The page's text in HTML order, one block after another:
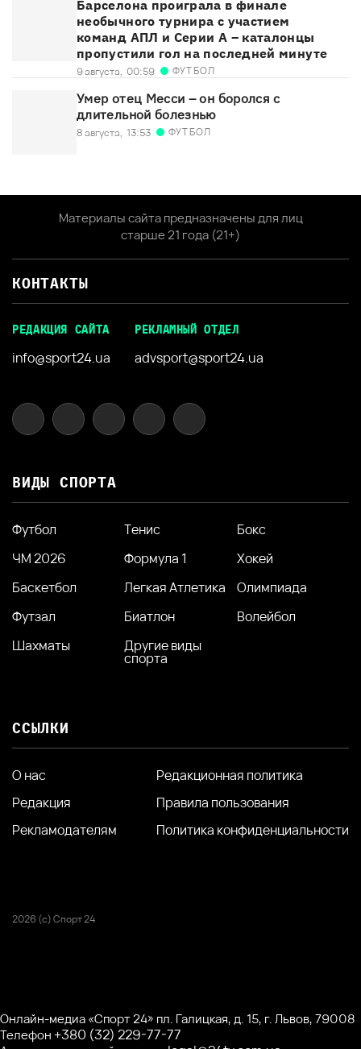
Барселона проиграла в финале
необычного турнира с участием
команд АПЛ и Серии А – каталонцы
пропустили гол на последней минуте
9 августа, 00:59 ФУТБОЛ
Умер отец Месси – он боролся с
длительной болезнью
8 августа, 13:53 ФУТБОЛ
Материалы сайта предназначены для лиц
старше 21 года (21+)
КОНТАКТЫ
РЕДАКЦИЯ САЙТА
info@sport24.ua
РЕКЛАМНЫЙ ОТДЕЛ
advsport@sport24.ua
ВИДЫ СПОРТА
Футбол Тенис
Бокс
ЧМ 2026
Формула 1
Хокей
Баскетбол
Легкая Атлетика
Олимпиада
Футзал
Биатлон
Волейбол
Шахматы
Другие виды
спорта
ССЫЛКИ
О нас
Редакция
Рекламодателям
Редакционная политика
Правила пользования
Политика конфиденциальности
2026 (с) Спорт 24
Онлайн-медиа «Спорт 24» пл. Галицкая, д. 15, г. Львов, 79008
Телефон +380 (32) 229-77-77